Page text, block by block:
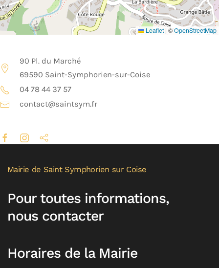
Leaflet | ©OpenStreetMap
90 Pl. du Marché
69590 Saint-Symphorien-sur-Coise
04 78 44 37 57
contact@saintsym.fr
Mairie de Saint Symphorien sur Coise
Pour toutes informations,
nous contacter
Horaires de la Mairie